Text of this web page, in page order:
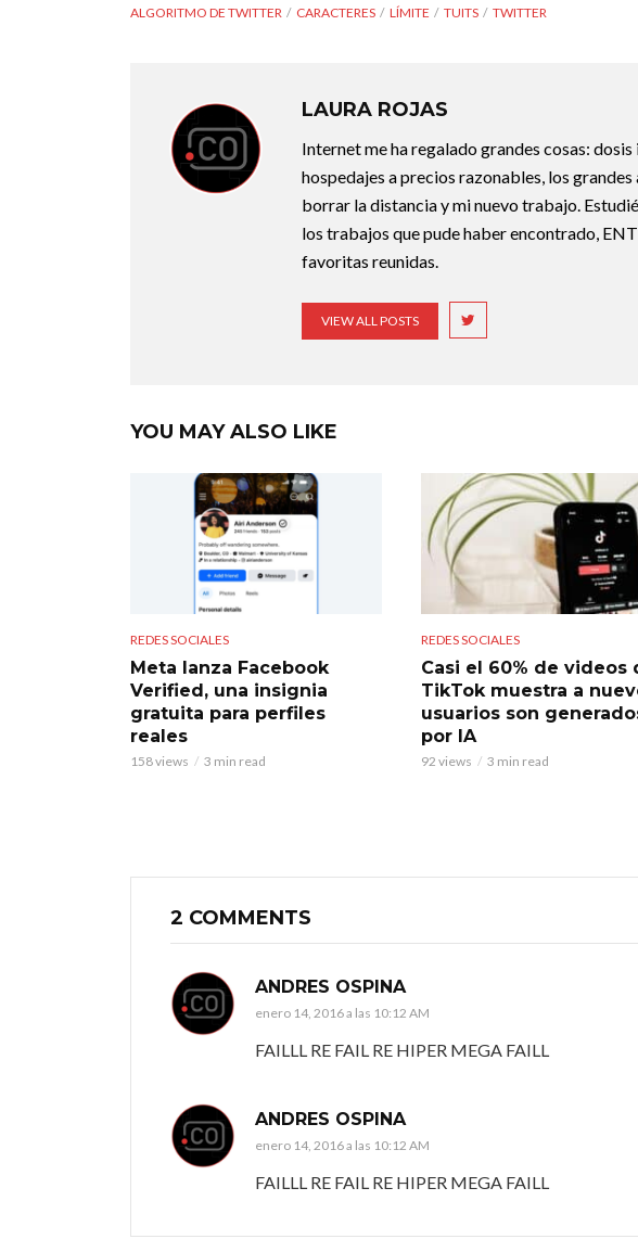
ALGORITMO DE TWITTER CARACTERES LÍMITE TUITS TWITTER
LAURA ROJAS
Internet me ha regalado grandes cosas:
hospedajes a precios razonables, los
borrar la distancia y mi nuevo trabajo.
los trabajos que pude haber encontrado,
favoritas reunidas.
VIEW ALL POSTS
YOU MAY ALSO LIKE
REDES SOCIALES
Meta lanza Facebook
Verified, una insignia
gratuita para perfiles
reales
158 views 3 min read
REDES SOCIALES
Casi el 60% de videos
TikTok muestra a
usuarios son
por IA
92 views 3 min read
2 COMMENTS
ANDRES OSPINA
enero 14, 2016 a las 10:12 AM
FAILLL RE FAIL RE HIPER MEGA FAILL
ANDRES OSPINA
enero 14, 2016 a las 10:12 AM
FAILLL RE FAIL RE HIPER MEGA FAILL